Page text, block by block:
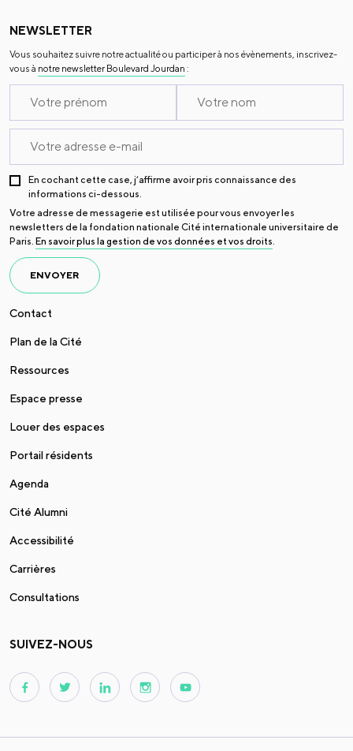
NEWSLETTER
Vous souhaitez suivre notre actualité ou participer à nos évènements, inscrivez-
vous à notre newsletter Boulevard Jourdan :
En cochant cette case, j’affirme avoir pris connaissance des
informations ci-dessous.
Votre adresse de messagerie est utilisée pour vous envoyer les
newsletters de la fondation nationale Cité internationale universitaire de
Paris. En savoir plus la gestion de vos données et vos droits.
ENVOYER
Contact
Plan de la Cité
Ressources
Espace presse
Louer des espaces
Portail résidents
Agenda
Cité Alumni
Accessibilité
Carrières
Consultations
SUIVEZ-NOUS